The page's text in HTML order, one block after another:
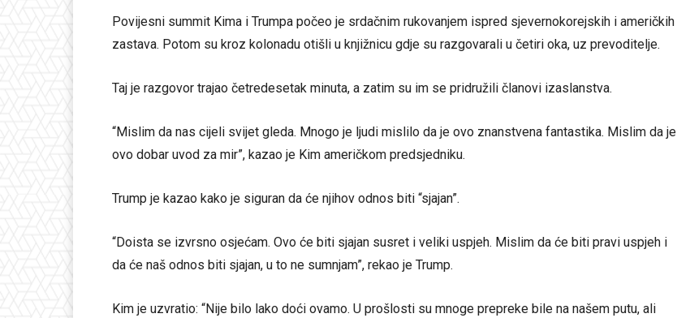
Povijesni summit Kima i Trumpa počeo je srdačnim rukovanjem ispred sjevernokorejskih i američkih
zastava. Potom su kroz kolonadu otišli u knjižnicu gdje su razgovarali u četiri oka, uz prevoditelje.
Taj je razgovor trajao četredesetak minuta, a zatim su im se pridružili članovi izaslanstva.
“Mislim da nas cijeli svijet gleda. Mnogo je ljudi mislilo da je ovo znanstvena fantastika. Mislim da je
ovo dobar uvod za mir”, kazao je Kim američkom predsjedniku.
Trump je kazao kako je siguran da će njihov odnos biti “sjajan”.
“Doista se izvrsno osjećam. Ovo će biti sjajan susret i veliki uspjeh. Mislim da će biti pravi uspjeh i
da će naš odnos biti sjajan, u to ne sumnjam”, rekao je Trump.
Kim je uzvratio: “Nije bilo lako doći ovamo. U prošlosti su mnoge prepreke bile na našem putu, ali